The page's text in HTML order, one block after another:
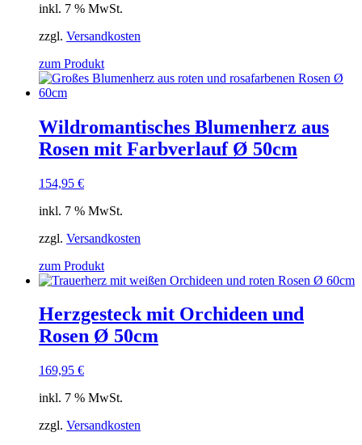
inkl. 7 % MwSt.
zzgl. Versandkosten
zum Produkt
Wildromantisches Blumenherz aus
Rosen mit Farbverlauf Ø 50cm
154,95 €
inkl. 7 % MwSt.
zzgl. Versandkosten
zum Produkt
Herzgesteck mit Orchideen und
Rosen Ø 50cm
169,95 €
inkl. 7 % MwSt.
zzgl. Versandkosten